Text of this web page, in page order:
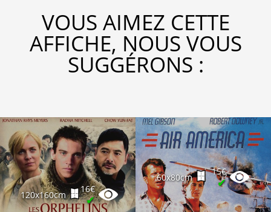
VOUS AIMEZ CETTE
AFFICHE, NOUS VOUS
SUGGÉRONS :
120x160cm
16€
✔
60x80cm
15€
✔